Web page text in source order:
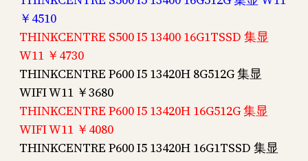
￥4510
THINKCENTRE S500 I5 13400 16G1TSSD 集显
W11 ￥4730
THINKCENTRE P600 I5 13420H 8G512G 集显
WIFI W11 ￥3680
THINKCENTRE P600 I5 13420H 16G512G 集显
WIFI W11 ￥4080
THINKCENTRE P600 I5 13420H 16G1TSSD 集显